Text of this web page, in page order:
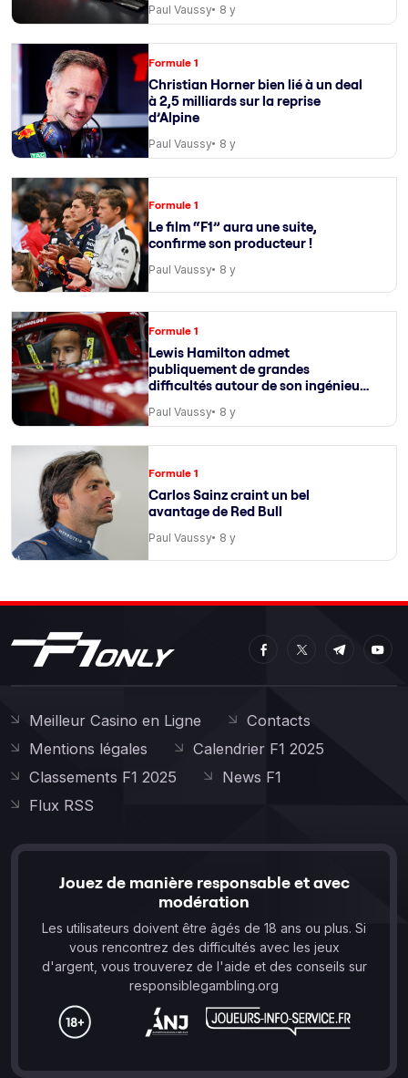
Paul Vaussy 8 y
Formule 1
Christian Horner bien lié à un deal
à 2,5 milliards sur la reprise
d’Alpine
Paul Vaussy 8 y
Formule 1
Le film “F1” aura une suite,
confirme son producteur !
Paul Vaussy 8 y
Formule 1
Lewis Hamilton admet
publiquement de grandes
difficultés autour de son ingénieur
Paul Vaussy 8 y
Formule 1
Carlos Sainz craint un bel
avantage de Red Bull
Paul Vaussy 8 y
Meilleur Casino en Ligne
Contacts
Mentions légales
Calendrier F1 2025
Classements F1 2025
News F1
Flux RSS
Jouez de manière responsable et avec
modération
Les utilisateurs doivent être âgés de 18 ans ou plus. Si
vous rencontrez des difficultés avec les jeux
d'argent, vous trouverez de l'aide et des conseils sur
responsiblegambling.org